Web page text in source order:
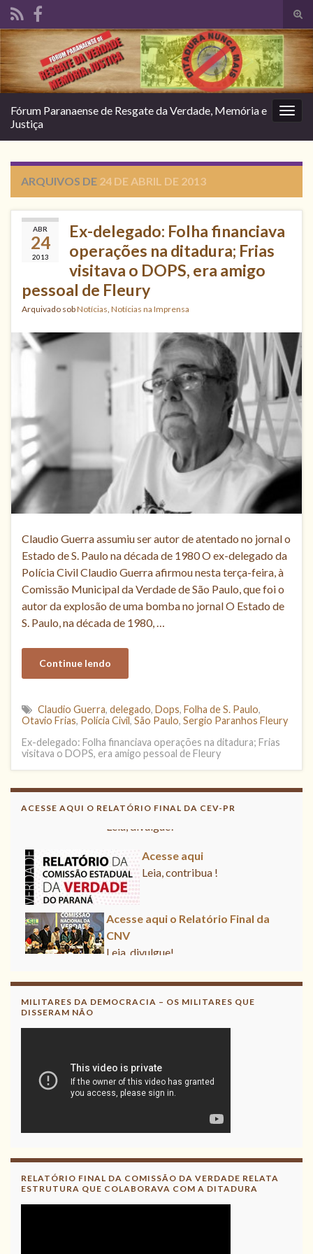
de
Search for:
Fórum Paranaense de Resgate da Verdade, Memória e
Justiça
ARQUIVOS DE 24 DE ABRIL DE 2013
ABR
24
2013
Ex-delegado: Folha financiava
operações na ditadura; Frias
visitava o DOPS, era amigo
pessoal de Fleury
Arquivado sobNotícias Notícias na Imprensa
Claudio Guerra assumiu ser autor de atentado no jornal o
Estado de S. Paulo na década de 1980 O ex-delegado da
Polícia Civil Claudio Guerra afirmou nesta terça-feira, à
Comissão Municipal da Verdade de São Paulo, que foi o
autor da explosão de uma bomba no jornal O Estado de
S. Paulo, na década de 1980, …
Continue lendo
Claudio Guerra, delegado, Dops, Folha de S. Paulo,
Otavio Frias, Polícia Civil, São Paulo, Sergio Paranhos Fleury
Ex-delegado: Folha financiava operações na ditadura; Frias
visitava o DOPS, era amigo pessoal de Fleury
ACESSE AQUI O RELATÓRIO FINAL DA CEV-PR
Acesse aqui o Relatório Final da
CNV
Acesse aqui
Leia, contribua !
Acesse aqui o Relatório Final da
CNV
Leia, divulgue!
MILITARES DA DEMOCRACIA – OS MILITARES QUE
DISSERAM NÃO
RELATÓRIO FINAL DA COMISSÃO DA VERDADE RELATA
ESTRUTURA QUE COLABORAVA COM A DITADURA